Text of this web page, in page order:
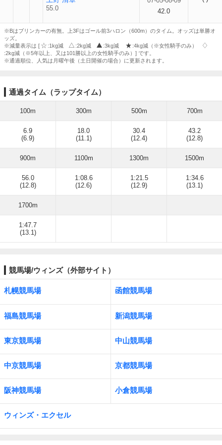
55.0
42.0
※Bはブリンカーの有無。上3Fはゴール前3ハロン（600m）のタイム。オッズは単勝オ
ッズ。
※減量表示は [
:1kg減 :2kg減 :3kg減
:4kg減（※女性騎手のみ）
:2kg減（※5年以上、又は101勝以上の女性騎手のみ）] です。
※通過順位、人気は月曜午後（土日開催の場合）に更新されます。
通過タイム（ラップタイム）
100m 300m 500m 700m
6.9
(6.9)
18.0
(11.1)
30.4
(12.4)
43.2
(12.8)
900m 1100m 1300m 1500m
56.0
(12.8)
1:08.6
(12.6)
1:21.5
(12.9)
1:34.6
(13.1)
1700m
1:47.7
(13.1)
競馬場/ウィンズ（外部サイト）
札幌競馬場 函館競馬場
福島競馬場 新潟競馬場
東京競馬場 中山競馬場
中京競馬場 京都競馬場
阪神競馬場 小倉競馬場
ウィンズ・エクセル